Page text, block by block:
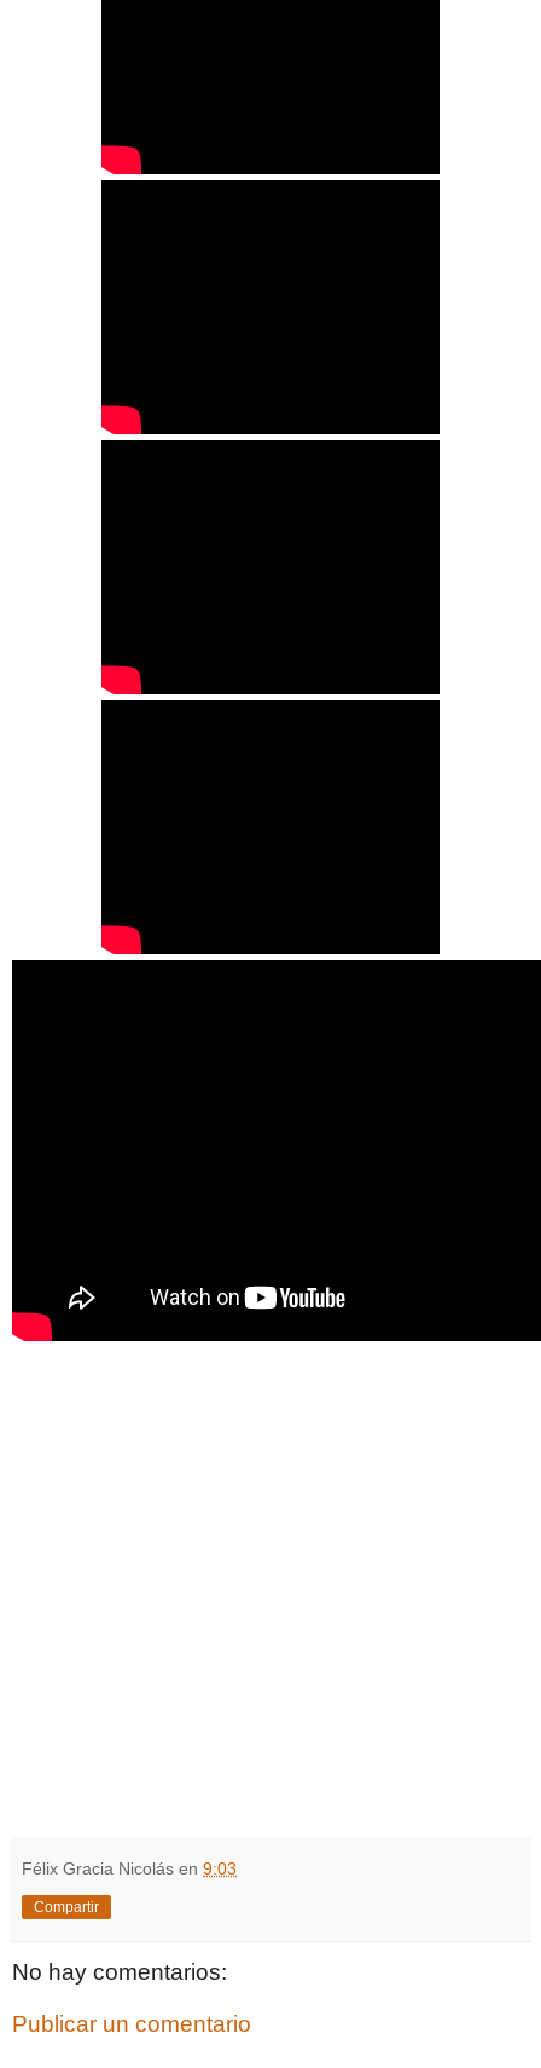
Félix Gracia Nicolás en 9:03
Compartir
No hay comentarios:
Publicar un comentario